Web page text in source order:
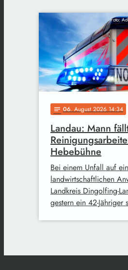
Foto:
notes 06. August 2026 14:34
Landau: Mann
Hebebühne
Bei einem Unfall auf
landwirtschaftlichen
Landkreis Dingolfing-
gestern ein 42-Jähriger